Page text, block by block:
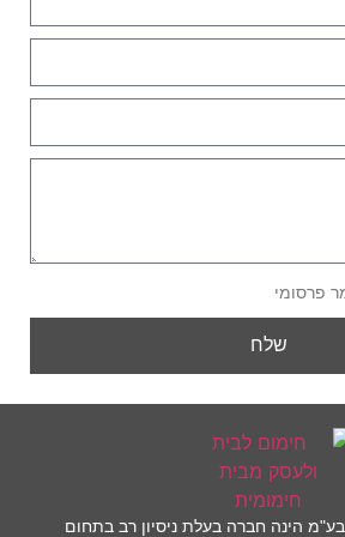
פרסומי
שלח
בע"מ הינה חברה בעלת ניסיון רב בתחום